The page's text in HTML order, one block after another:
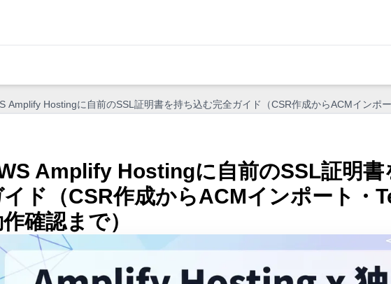
Amplify Hostingに自前のSSL証明書を持ち込む完全ガイド（CSR作成からACMインポ
Amplify Hostingに自前のSSL証明書
イド（CSR作成からACMインポート・
確認まで）